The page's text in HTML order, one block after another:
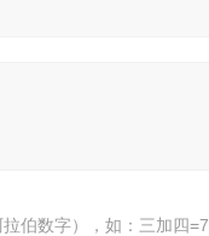
伯数字），如：三加四=7